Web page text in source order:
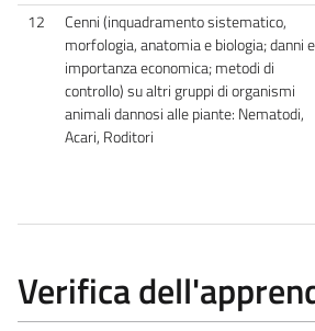
12
Cenni (inquadramento sistematico,
morfologia, anatomia e biologia; danni e
importanza economica; metodi di
controllo) su altri gruppi di organismi
animali dannosi alle piante: Nematodi,
Acari, Roditori
Verifica